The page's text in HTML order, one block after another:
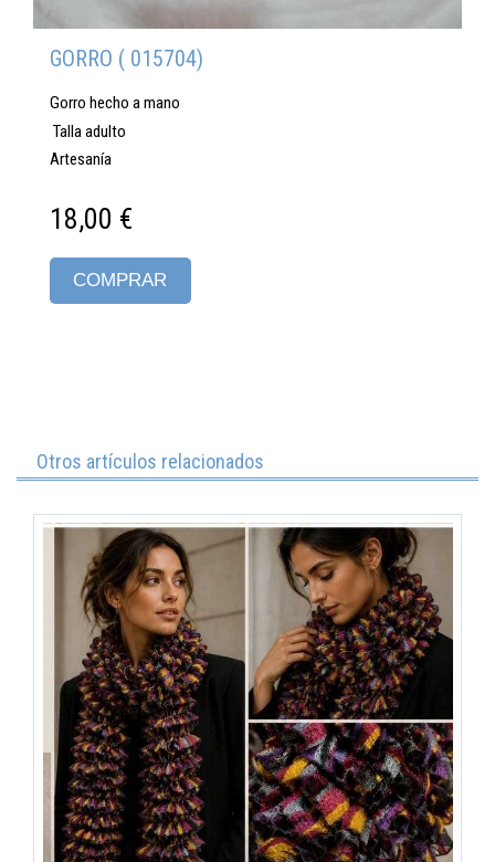
GORRO ( 015704)
Gorro hecho a mano
Talla adulto
Artesanía
18,00 €
COMPRAR
Otros artículos relacionados